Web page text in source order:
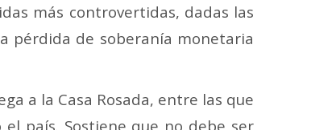
más controvertidas, dadas las
pérdida de soberanía monetaria
a la Casa Rosada, entre las que
país. Sostiene que no debe ser